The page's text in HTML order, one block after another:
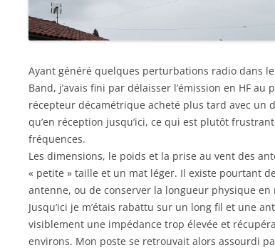
Ayant généré quelques perturbations radio dans
Band, j’avais fini par délaisser l’émission en HF
récepteur décamétrique acheté plus tard avec un
qu’en réception jusqu’ici, ce qui est plutôt
fréquences.
Les dimensions, le poids et la prise au vent des
« petite » taille et un mat léger. Il existe pourtant
antenne, ou de conserver la longueur physique
Jusqu’ici je m’étais rabattu sur un long fil et une
visiblement une impédance trop élevée et
environs. Mon poste se retrouvait alors assourdi